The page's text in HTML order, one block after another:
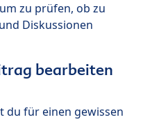
zu prüfen, ob zu
Diskussionen
bearbeiten
du für einen gewissen